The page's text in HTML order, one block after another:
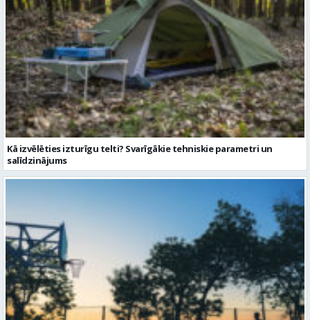
Kā izvēlēties izturīgu telti? Svarīgākie tehniskie parametri un
salīdzinājums